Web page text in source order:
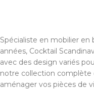
Spécialiste en mobilier en
années, Cocktail
avec des design variés
notre collection complète
aménager vos pièces de